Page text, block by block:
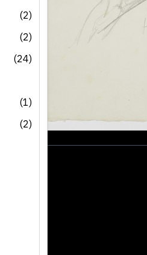
(2)
(2)
(24)
(1)
(2)